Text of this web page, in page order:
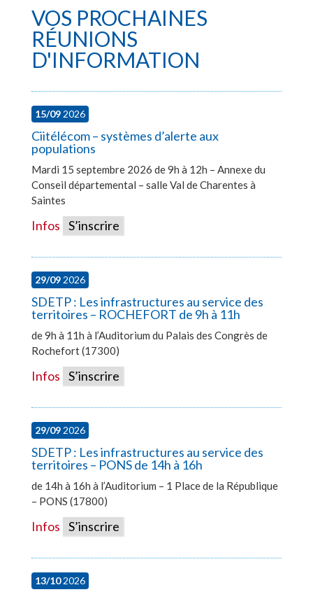
VOS PROCHAINES
RÉUNIONS
D'INFORMATION
15/092026
Ciitélécom – systèmes d’alerte aux
populations
Mardi 15 septembre 2026 de 9h à 12h – Annexe du
Conseil départemental – salle Val de Charentes à
Saintes
Infos S’inscrire
29/092026
SDETP : Les infrastructures au service des
territoires – ROCHEFORT de 9h à 11h
de 9h à 11h à l’Auditorium du Palais des Congrès de
Rochefort (17300)
Infos S’inscrire
29/092026
SDETP : Les infrastructures au service des
territoires – PONS de 14h à 16h
de 14h à 16h à l’Auditorium – 1 Place de la République
– PONS (17800)
Infos S’inscrire
13/102026